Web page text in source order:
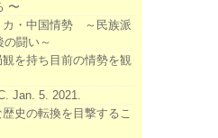
〜
カ・中国情勢 ～民族派
の闘い～
を持ち目前の情勢を観
Jan. 5. 2021.
史の転換を目撃するこ